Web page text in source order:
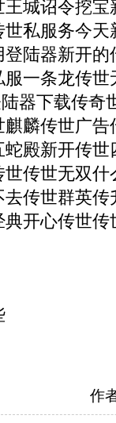
城诏令挖
私服务今
陆器新开
一条龙传
器下载传奇
麟传世广
殿新开传
传世无双
传世群英
开心传世传
作